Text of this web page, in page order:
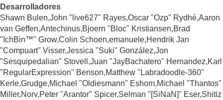
Desarrolladores
Shawn Bulen,John "live627" Rayes,Oscar "Ozp" Rydhé,Aaron
van Geffen,Antechinus,Bjoern "Bloc" Kristiansen,Brad
"IchBin™" Grow,Colin Schoen,emanuele,Hendrik Jan
"Compuart" Visser,Jessica "Suki" González,Jon
"Sesquipedalian" Stovell,Juan "JayBachatero" Hernandez,Karl
"RegularExpression" Benson,Matthew "Labradoodle-360"
Kerle,Grudge,Michael "Oldiesmann" Eshom,Michael "Thantos"
Miller,Norv,Peter "Arantor" Spicer,Selman "[SiNaN]" Eser,Shitiz